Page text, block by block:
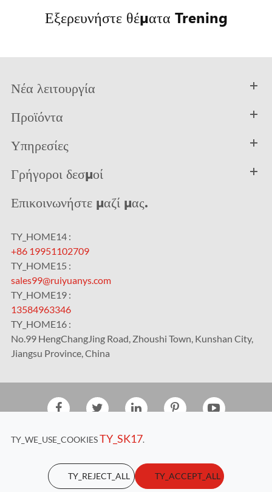
Εξερευνήστε θέματα Trening
Νέα λειτουργία
Προϊόντα
Υπηρεσίες
Γρήγοροι δεσμοί
Επικοινωνήστε μαζί μας.
TY_HOME14 :
+86 19951102709
TY_HOME15 :
sales99@ruiyuanys.com
TY_HOME19 :
13584963346
TY_HOME16 :
No.99 HengChangJing Road, Zhoushi Town, Kunshan City,
Jiangsu Province, China
Kunshan RUIYUAN Intelligent Equipment Co., Ltd.
TY_HOME17
TY_WE_USE_COOKIESTY_SK17.
TY_REJECT_ALL TY_ACCEPT_ALL